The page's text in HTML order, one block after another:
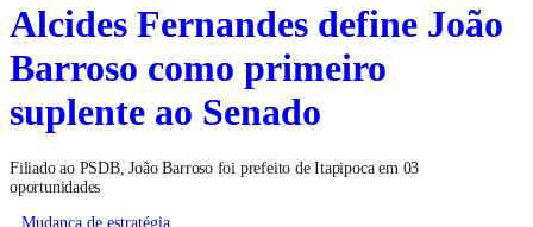
Alcides Fernandes define João
Barroso como primeiro
suplente ao Senado
Filiado ao PSDB, João Barroso foi prefeito de Itapipoca em 03
oportunidades
Mudança de estratégia